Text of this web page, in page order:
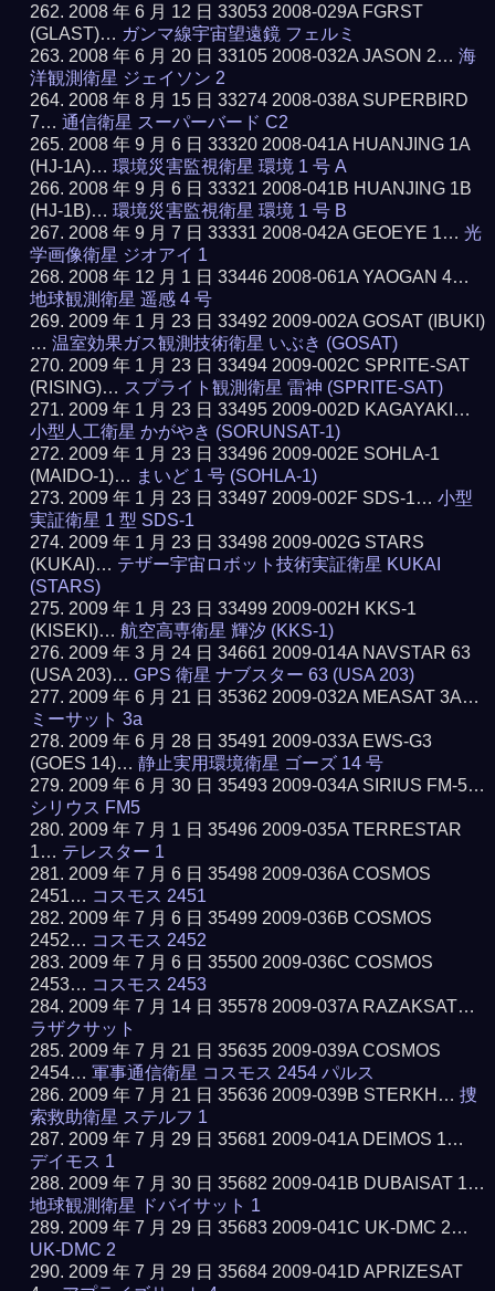
2008 年 6 月 12 日 33053 2008-029A FGRST
(GLAST)… ガンマ線宇宙望遠鏡 フェルミ
2008 年 6 月 20 日 33105 2008-032A JASON 2…海
洋観測衛星 ジェイソン 2
2008 年 8 月 15 日 33274 2008-038A SUPERBIRD
7…通信衛星 スーパーバード C2
2008 年 9 月 6 日 33320 2008-041A HUANJING 1A
(HJ-1A)…環境災害監視衛星 環境 1 号 A
2008 年 9 月 6 日 33321 2008-041B HUANJING 1B
(HJ-1B)…環境災害監視衛星 環境 1 号 B
2008 年 9 月 7 日 33331 2008-042A GEOEYE 1…光
学画像衛星 ジオアイ 1
2008 年 12 月 1 日 33446 2008-061A YAOGAN 4…
地球観測衛星 遥感 4 号
2009 年 1 月 23 日 33492 2009-002A GOSAT (IBUKI)
…温室効果ガス観測技術衛星 いぶき (GOSAT)
2009 年 1 月 23 日 33494 2009-002C SPRITE-SAT
(RISING)… スプライト観測衛星 雷神 (SPRITE-SAT)
2009 年 1 月 23 日 33495 2009-002D KAGAYAKI…
小型人工衛星 かがやき (SORUNSAT-1)
2009 年 1 月 23 日 33496 2009-002E SOHLA-1
(MAIDO-1)… まいど 1 号 (SOHLA-1)
2009 年 1 月 23 日 33497 2009-002F SDS-1…小型
実証衛星 1 型 SDS-1
2009 年 1 月 23 日 33498 2009-002G STARS
(KUKAI)… テザー宇宙ロボット技術実証衛星 KUKAI
(STARS)
2009 年 1 月 23 日 33499 2009-002H KKS-1
(KISEKI)…航空高専衛星 輝汐 (KKS-1)
2009 年 3 月 24 日 34661 2009-014A NAVSTAR 63
(USA 203)…GPS 衛星 ナブスター 63 (USA 203)
2009 年 6 月 21 日 35362 2009-032A MEASAT 3A…
ミーサット 3a
2009 年 6 月 28 日 35491 2009-033A EWS-G3
(GOES 14)…静止実用環境衛星 ゴーズ 14 号
2009 年 6 月 30 日 35493 2009-034A SIRIUS FM-5…
シリウス FM5
2009 年 7 月 1 日 35496 2009-035A TERRESTAR
1… テレスター 1
2009 年 7 月 6 日 35498 2009-036A COSMOS
2451… コスモス 2451
2009 年 7 月 6 日 35499 2009-036B COSMOS
2452… コスモス 2452
2009 年 7 月 6 日 35500 2009-036C COSMOS
2453… コスモス 2453
2009 年 7 月 14 日 35578 2009-037A RAZAKSAT…
ラザクサット
2009 年 7 月 21 日 35635 2009-039A COSMOS
2454…軍事通信衛星 コスモス 2454 パルス
2009 年 7 月 21 日 35636 2009-039B STERKH…捜
索救助衛星 ステルフ 1
2009 年 7 月 29 日 35681 2009-041A DEIMOS 1…
デイモス 1
2009 年 7 月 30 日 35682 2009-041B DUBAISAT 1…
地球観測衛星 ドバイサット 1
2009 年 7 月 29 日 35683 2009-041C UK-DMC 2…
UK-DMC 2
2009 年 7 月 29 日 35684 2009-041D APRIZESAT